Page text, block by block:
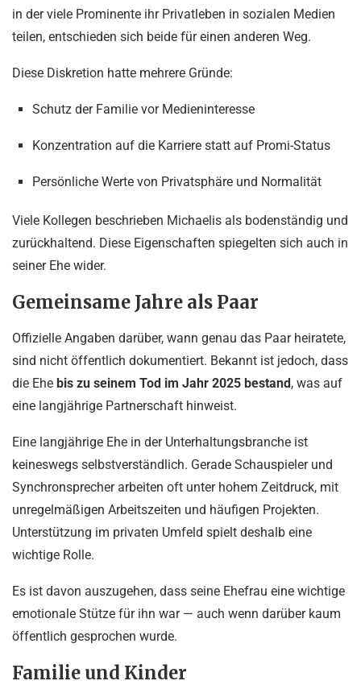
in der viele Prominente ihr Privatleben in sozialen Medien
teilen, entschieden sich beide für einen anderen Weg.
Diese Diskretion hatte mehrere Gründe:
Schutz der Familie vor Medieninteresse
Konzentration auf die Karriere statt auf Promi-Status
Persönliche Werte von Privatsphäre und Normalität
Viele Kollegen beschrieben Michaelis als bodenständig und
zurückhaltend. Diese Eigenschaften spiegelten sich auch in
seiner Ehe wider.
Gemeinsame Jahre als Paar
Offizielle Angaben darüber, wann genau das Paar heiratete,
sind nicht öffentlich dokumentiert. Bekannt ist jedoch, dass
die Ehe bis zu seinem Tod im Jahr 2025 bestand, was auf
eine langjährige Partnerschaft hinweist.
Eine langjährige Ehe in der Unterhaltungsbranche ist
keineswegs selbstverständlich. Gerade Schauspieler und
Synchronsprecher arbeiten oft unter hohem Zeitdruck, mit
unregelmäßigen Arbeitszeiten und häufigen Projekten.
Unterstützung im privaten Umfeld spielt deshalb eine
wichtige Rolle.
Es ist davon auszugehen, dass seine Ehefrau eine wichtige
emotionale Stütze für ihn war — auch wenn darüber kaum
öffentlich gesprochen wurde.
Familie und Kinder